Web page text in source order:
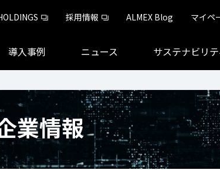
導入事例 ニュース サステナビリテ
採用情報 ALMEX Blog マイペ
業情報